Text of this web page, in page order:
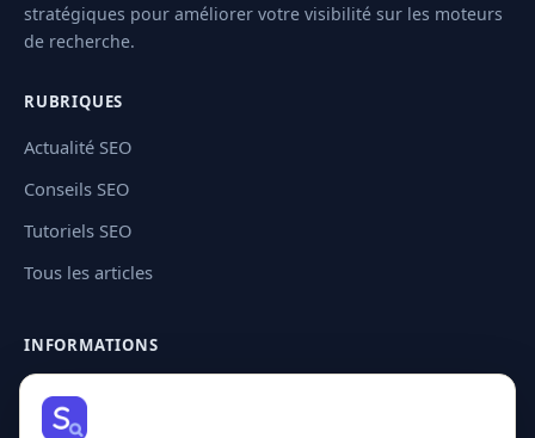
stratégiques pour améliorer votre visibilité sur les moteurs
de recherche.
RUBRIQUES
Actualité SEO
Conseils SEO
Tutoriels SEO
Tous les articles
INFORMATIONS
Contact
Plan de site